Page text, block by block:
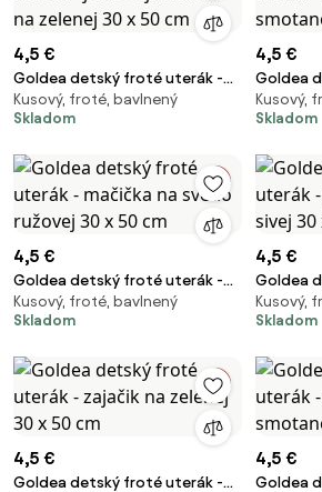
4,5 €
Goldea detský froté uterák -
ježko s jabĺčkom na zelenej 30 x
50 cm
Kusový, froté, bavlnený
Skladom
4,5 €
Goldea
žabka
cm
Kusový,
Skladom
4,5 €
Goldea detský froté uterák -
mačička na svetlo ružovej 30 x
50 cm
Kusový, froté, bavlnený
Skladom
4,5 €
Goldea
panda
cm
Kusový,
Skladom
4,5 €
Goldea detský froté uterák -
4,5 €
Goldea